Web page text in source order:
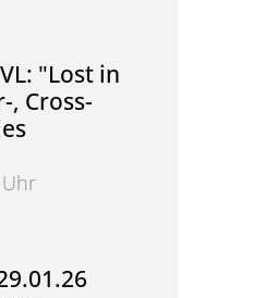
Rückblick auf den
"Lost in
Cross-
"Lost in translation? Inter-,